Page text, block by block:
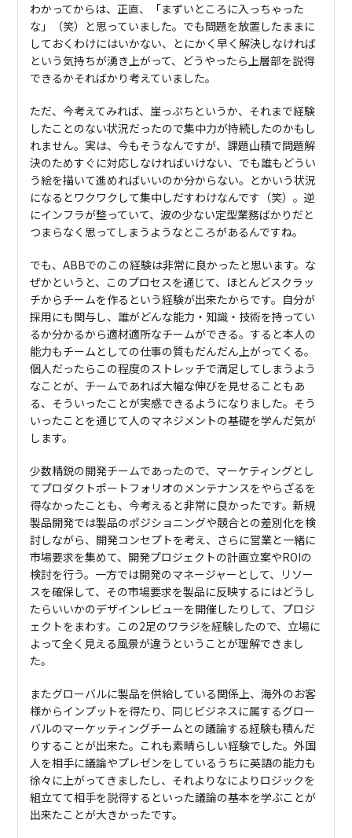
わかってからは、正直、「まずいところに入っちゃった
な」（笑）と思っていました。でも問題を放置したままに
しておくわけにはいかない、とにかく早く解決しなければ
という気持ちが湧き上がって、どうやったら上層部を説得
できるかそればかり考えていました。
ただ、今考えてみれば、崖っぷちというか、それまで経験
したことのない状況だったので集中力が持続したのかもし
れません。実は、今もそうなんですが、課題山積で問題解
決のためすぐに対応しなければいけない、でも誰もどうい
う絵を描いて進めればいいのか分からない。とかいう状況
になるとワクワクして集中しだすわけなんです（笑）。逆
にインフラが整っていて、波の少ない定型業務ばかりだと
つまらなく思ってしまうようなところがあるんですね。
でも、ABBでのこの経験は非常に良かったと思います。な
ぜかというと、このプロセスを通じて、ほとんどスクラッ
チからチームを作るという経験が出来たからです。自分が
採用にも関与し、誰がどんな能力・知識・技術を持ってい
るか分かるから適材適所なチームができる。すると本人の
能力もチームとしての仕事の質もだんだん上がってくる。
個人だったらこの程度のストレッチで満足してしまうよう
なことが、チームであれば大幅な伸びを見せることもあ
る、そういったことが実感できるようになりました。そう
いったことを通じて人のマネジメントの基礎を学んだ気が
します。
少数精鋭の開発チームであったので、マーケティングとし
てプロダクトポートフォリオのメンテナンスをやらざるを
得なかったことも、今考えると非常に良かったです。新規
製品開発では製品のポジショニングや競合との差別化を検
討しながら、開発コンセプトを考え、さらに営業と一緒に
市場要求を集めて、開発プロジェクトの計画立案やROIの
検討を行う。一方では開発のマネージャーとして、リソー
スを確保して、その市場要求を製品に反映するにはどうし
たらいいかのデザインレビューを開催したりして、プロジ
ェクトをまわす。この2足のワラジを経験したので、立場に
よって全く見える風景が違うということが理解できまし
た。
またグローバルに製品を供給している関係上、海外のお客
様からインプットを得たり、同じビジネスに属するグロー
バルのマーケッティングチームとの議論する経験も積んだ
りすることが出来た。これも素晴らしい経験でした。外国
人を相手に議論やプレゼンをしているうちに英語の能力も
徐々に上がってきましたし、それよりなによりロジックを
組立てて相手を説得するといった議論の基本を学ぶことが
出来たことが大きかったです。